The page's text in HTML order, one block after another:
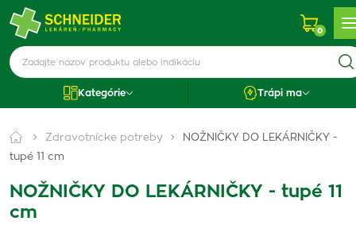
0
Kategórie Trápi ma
Zdravotnícke potreby
NOŽNIČKY DO LEKÁRNIČKY -
tupé 11 cm
NOŽNIČKY DO LEKÁRNIČKY - tupé 11
cm